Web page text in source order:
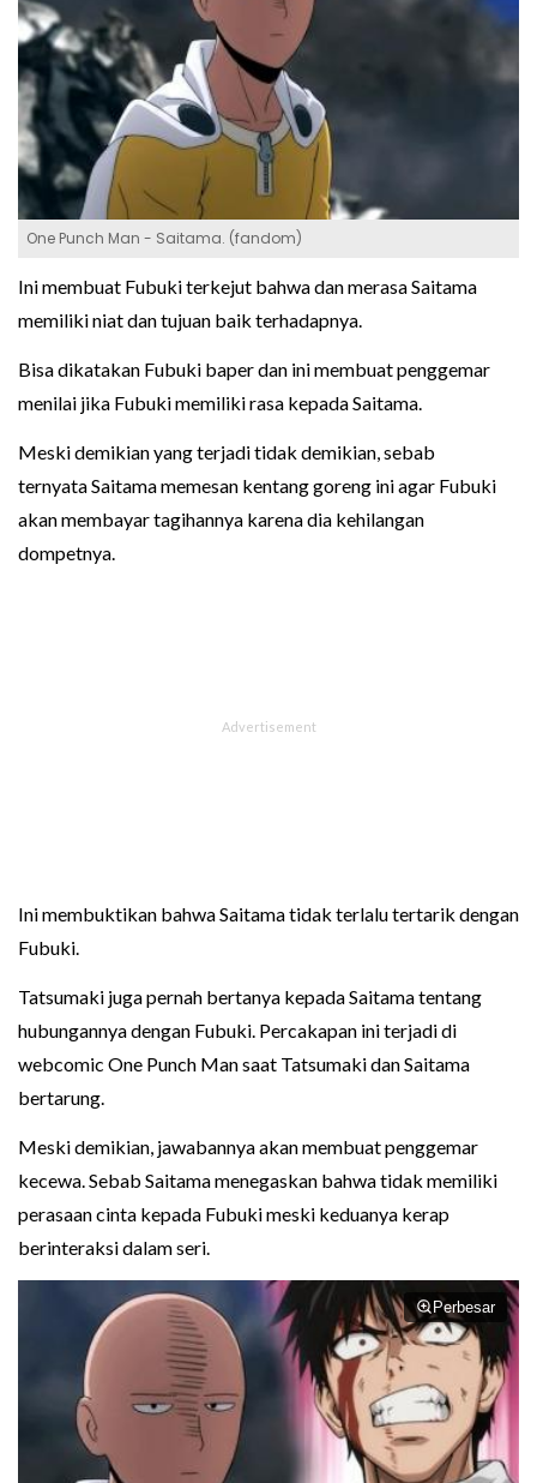
One Punch Man - Saitama. (fandom)
Ini membuat Fubuki terkejut bahwa dan merasa Saitama
memiliki niat dan tujuan baik terhadapnya.
Bisa dikatakan Fubuki baper dan ini membuat penggemar
menilai jika Fubuki memiliki rasa kepada Saitama.
Meski demikian yang terjadi tidak demikian, sebab
ternyata Saitama memesan kentang goreng ini agar Fubuki
akan membayar tagihannya karena dia kehilangan
dompetnya.
Ini membuktikan bahwa Saitama tidak terlalu tertarik dengan
Fubuki.
Tatsumaki juga pernah bertanya kepada Saitama tentang
hubungannya dengan Fubuki. Percakapan ini terjadi di
webcomic One Punch Man saat Tatsumaki dan Saitama
bertarung.
Meski demikian, jawabannya akan membuat penggemar
kecewa. Sebab Saitama menegaskan bahwa tidak memiliki
perasaan cinta kepada Fubuki meski keduanya kerap
berinteraksi dalam seri.
Perbesar